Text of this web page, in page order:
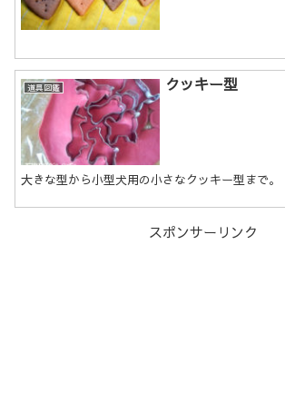
道具図鑑 クッキー型
大きな型から小型犬用の小さなクッキー型まで。
スポンサーリンク